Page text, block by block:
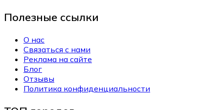
Полезные ссылки
О нас
Связаться с нами
Реклама на сайте
Блог
Отзывы
Политика конфиденциальности